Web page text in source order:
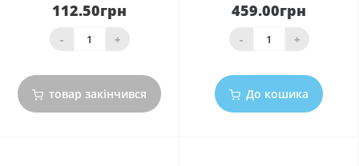
112.50грн
- +
товар закінчився
459.00грн
- +
До кошика